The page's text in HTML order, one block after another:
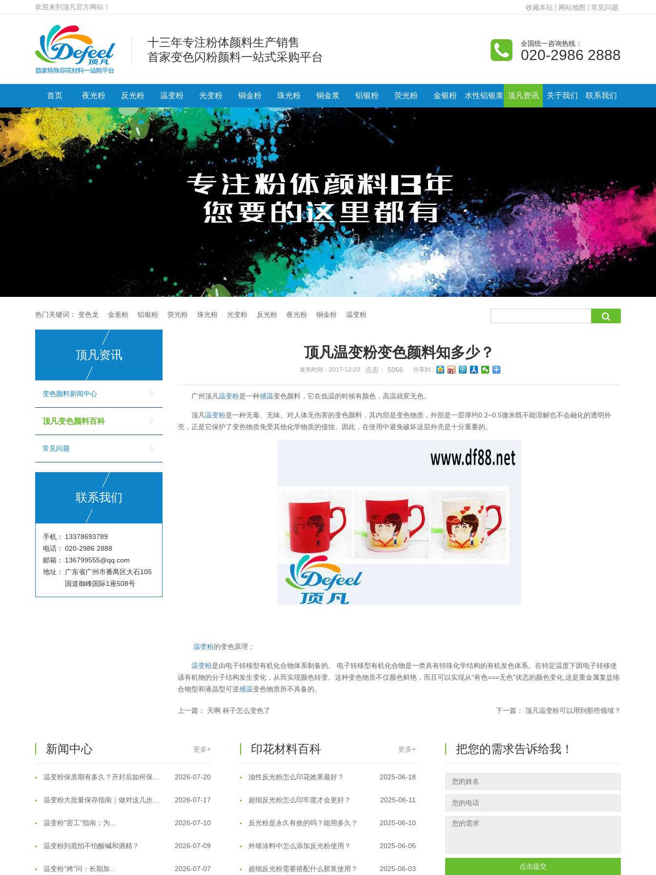
欢迎来到顶凡官方网站！ 收藏本站 网站地图 常见问题
十三年专注粉体颜料生产销售
首家变色闪粉颜料一站式采购平台
全国统一咨询热线：
020-2986 2888
首页 夜光粉 反光粉 温变粉 光变粉 铜金粉 珠光粉 铜金浆 铝银粉 荧光粉 金银粉 水性铝银浆 顶凡资讯 关于我们 联系我们
热门关键词： 变色龙 金葱粉 铝银粉 荧光粉 珠光粉 光变粉 反光粉 夜光粉 铜金粉 温变粉
顶凡资讯
变色颜料新闻中心
顶凡变色颜料百科
常见问题
联系我们
手机：
13378693789
电话： 020-2986 2888
邮箱：
136799555@qq.com
地址：
广东省广州市番禺区大石105
国道御峰国际1座508号
顶凡温变粉变色颜料知多少？
发布时间：2017-12-23 点击： 5066 分享到：
广州顶凡温变粉是一种感温变色颜料，它在低温的时候有颜色，高温就変无色。
顶凡温变粉是一种无毒、无味、对人体无伤害的变色颜料，其内部是变色物质，外部是一层厚约0.2~0.5微米既不能溶解也不会融化的透明外
壳，正是它保护了变色物质免受其他化学物质的侵蚀。因此，在使用中避免破坏这层外壳是十分重要的。
温变粉的变色原理：
温变粉是由电子转移型有机化合物体系制备的。 电子转移型有机化合物是一类具有特殊化学结构的有机发色体系。在特定温度下因电子转移使
该有机物的分子结构发生变化，从而实现颜色转变。这种变色物质不仅颜色鲜艳，而且可以实现从“有色===无色”状态的颜色变化,这是重金属复盐络
合物型和液晶型可逆感温变色物质所不具备的。
上一篇： 天啊 杯子怎么变色了 下一篇： 顶凡温变粉可以用到那些领域？
新闻中心 更多+
温变粉注塑后表面翻车？粗糙、颗粒... 2026-07-28 印花材料百科 更多+
印花温变粉最适合用在什么行业上呢... 2025-06-20 把您的需求告诉给我！
点击提交